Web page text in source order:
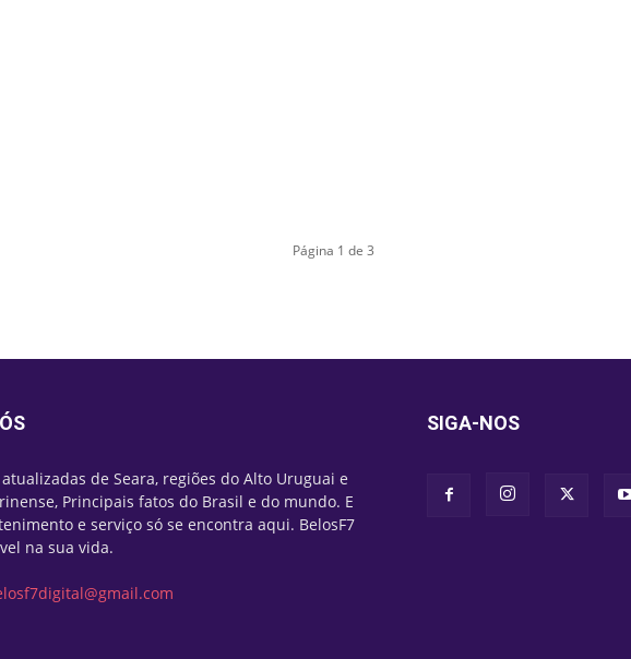
Página 1 de 3
de Seara, regiões do Alto Uruguai e
Principais fatos do Brasil e do mundo. E
e serviço só se encontra aqui. BelosF7
na sua vida.
SIGA-NOS